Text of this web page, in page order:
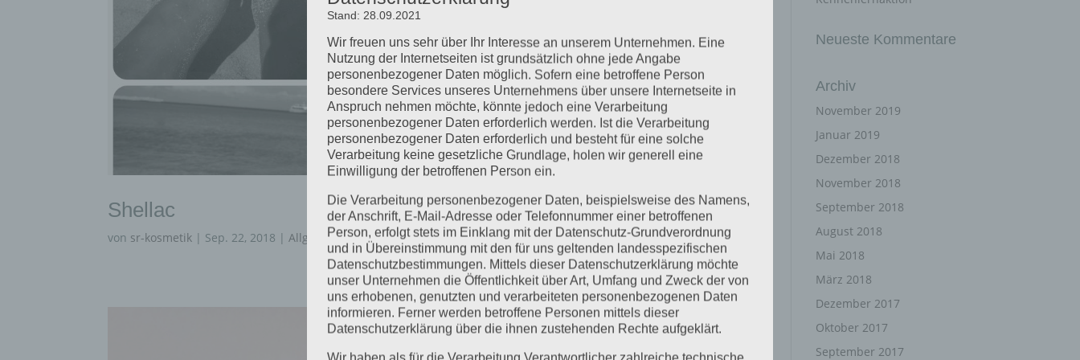
Shellac
von sr-kosmetik | Sep. 22, 2018 | Allgemein
Neueste Kommentare
Archiv
November 2019
Januar 2019
Dezember 2018
November 2018
September 2018
August 2018
Mai 2018
März 2018
Dezember 2017
Oktober 2017
September 2017
Stand: 28.09.2021
Wir freuen uns sehr über Ihr Interesse an unserem Unternehmen. Eine
Nutzung der Internetseiten ist grundsätzlich ohne jede Angabe
personenbezogener Daten möglich. Sofern eine betroffene Person
besondere Services unseres Unternehmens über unsere Internetseite in
Anspruch nehmen möchte, könnte jedoch eine Verarbeitung
personenbezogener Daten erforderlich werden. Ist die Verarbeitung
personenbezogener Daten erforderlich und besteht für eine solche
Verarbeitung keine gesetzliche Grundlage, holen wir generell eine
Einwilligung der betroffenen Person ein.
Die Verarbeitung personenbezogener Daten, beispielsweise des Namens,
der Anschrift, E-Mail-Adresse oder Telefonnummer einer betroffenen
Person, erfolgt stets im Einklang mit der Datenschutz-Grundverordnung
und in Übereinstimmung mit den für uns geltenden landesspezifischen
Datenschutzbestimmungen. Mittels dieser Datenschutzerklärung möchte
unser Unternehmen die Öffentlichkeit über Art, Umfang und Zweck der von
uns erhobenen, genutzten und verarbeiteten personenbezogenen Daten
informieren. Ferner werden betroffene Personen mittels dieser
Datenschutzerklärung über die ihnen zustehenden Rechte aufgeklärt.
Wir haben als für die Verarbeitung Verantwortlicher zahlreiche technische